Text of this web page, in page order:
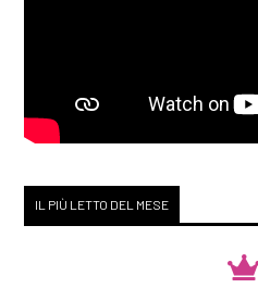
IL PIÙ LETTO DEL MESE